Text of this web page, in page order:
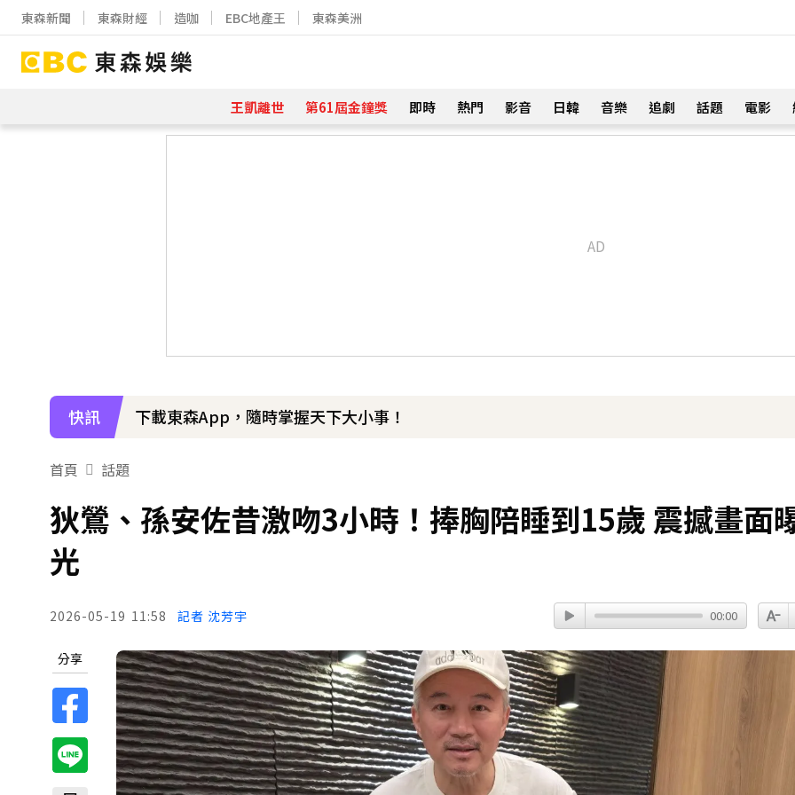
東森新聞 東森財經 造咖 EBC地產王 東森美洲
王凱離世 第61屆金鐘獎 即時 熱門 影音 日韓 音樂 追劇 話題 電影
快訊 下載東森App，隨時掌握天下大小事！
首頁 話題
狄鶯、孫安佐昔激吻3小時！捧胸陪睡到15歲 震撼畫面
光
2026-05-19 11:58 記者 沈芳宇 00:00
分享